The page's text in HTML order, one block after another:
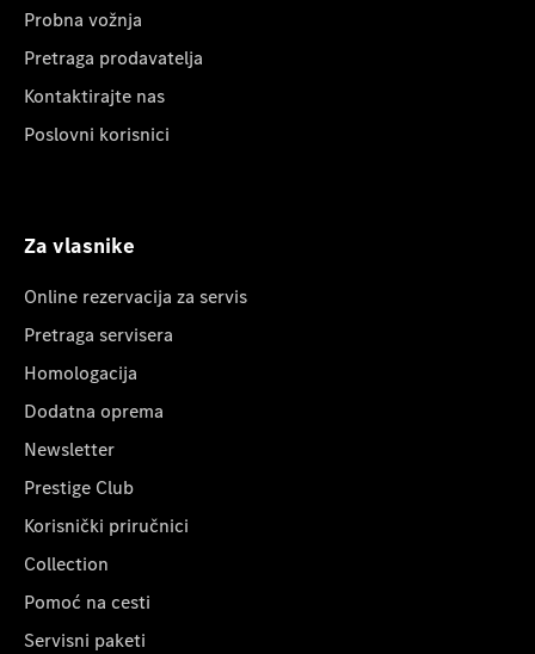
Probna vožnja
Pretraga prodavatelja
Kontaktirajte nas
Poslovni korisnici
Za vlasnike
Online rezervacija za servis
Pretraga servisera
Homologacija
Dodatna oprema
Newsletter
Prestige Club
Korisnički priručnici
Collection
Pomoć na cesti
Servisni paketi